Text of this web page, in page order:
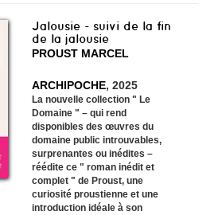
Jalousie - suivi de la fin
de la jalousie
PROUST MARCEL
ARCHIPOCHE, 2025
La nouvelle collection " Le
Domaine " – qui rend
disponibles des œuvres du
domaine public introuvables,
surprenantes ou inédites –
réédite ce " roman inédit et
complet " de Proust, une
curiosité proustienne et une
introduction idéale à son